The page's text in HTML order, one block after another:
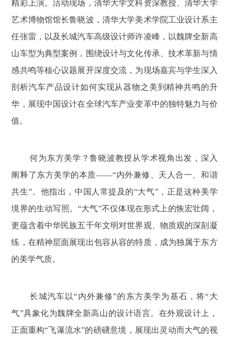
精彩上演。活动现场，清华大学文科资深教授、清华大学
艺术博物馆馆长鲁晓波，清华大学美术学院工业设计系主
任张雷，以及长城汽车高级设计师许凌峰，以魏牌全新高
山车型为典型案例，围绕设计与文化传承、技术革新与情
感共鸣等核心议题展开深度交流，为现场嘉宾与学生深入
剖析汽车产品设计如何实现从器物之美到精神共鸣的升
华，展现中国设计在全球汽车产业变革中的独特魅力与价
值。
何为东方美学？鲁晓波教授从学术视角出发，深入
阐释了东方美学的本质——“内外兼修、天人合一、和谐
共生”。他指出，中国人常提及的“大气”，正是这种美学
境界的生动写照。“大气”不仅体现在形式上的恢宏壮阔，
更蕴含着中华民族五千年文明对世界观、物质观的深刻凝
练，在精神层面展现出包容从容的特质，成为独属于东方
的美学气质。
长城汽车以“内外兼修”的东方美学为基石，将“大
气”具象化为魏牌全新高山的设计语言。在外观设计上，
正面重构“飞瀑流水”的磅礴意境，展现出灵动而大气的视